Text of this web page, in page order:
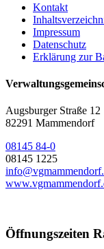
Kontakt
Impressum
Datenschutz
Erklärung zur
Augsburger Straße 12
82291 Mammendorf
08145 84-0
08145 1225
Öffnungszeiten